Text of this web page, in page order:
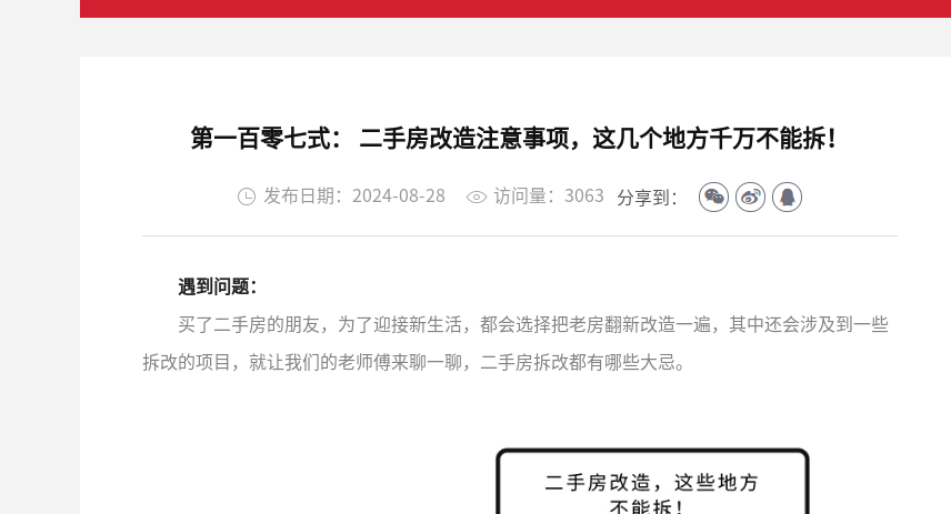
第一百零七式： 二手房改造注意事项，这几个地方千万不能拆！
发布日期：2024-08-28 访问量：3063 分享到：
遇到问题：
买了二手房的朋友，为了迎接新生活，都会选择把老房翻新改造一遍，其中还会涉及到一些
拆改的项目，就让我们的老师傅来聊一聊，二手房拆改都有哪些大忌。